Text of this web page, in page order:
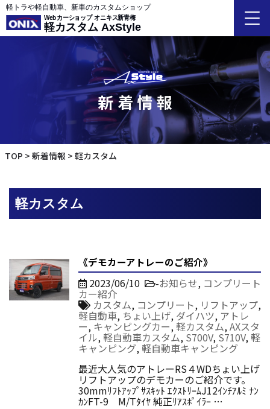
軽トラや軽自動車、新車のカスタムショップ
Webカーショップ オニキス新青梅
軽カスタム AxStyle
新着情報
TOP 新着情報 軽カスタム
軽カスタム
《デモカーアトレーのご紹介》
2023/06/10 -お知らせ, コンプリート
カー紹介
カスタム, コンプリート, リフトアップ,
軽自動車, ちょい上げ, ダイハツ, アトレ
ー, キャンピングカー, 軽カスタム,AXスタ
イル, 軽自動車カスタム, S700V, S710V, 軽
キャンピング, 軽自動車キャンピング
最近大人気のアトレーRS４WDちょい上げ
リフトアップのデモカーのご紹介です。
30mmﾘﾌﾄｱｯﾌﾟｻｽｷｯﾄ ｴｸｽﾄﾘｰﾑJ12ｲﾝﾁｱﾙﾐ ﾅﾝ
ｶﾝFT-9 M/Tﾀｲﾔ 純正ﾘｱｽﾎﾟｲﾗｰ …